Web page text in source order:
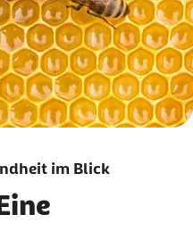
im Blick